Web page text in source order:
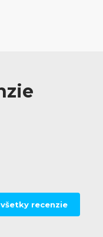
recenzie